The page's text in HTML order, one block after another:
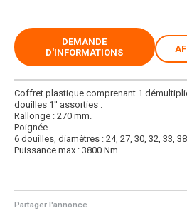
Partager l'annonce
Coffret plastique comprenant 1
douilles 1'' assorties .
Rallonge : 270 mm.
Poignée.
6 douilles, diamètres : 24, 27, 30, 32, 33, 38
Puissance max : 3800 Nm.
DEMANDE
D'INFORMATIONS